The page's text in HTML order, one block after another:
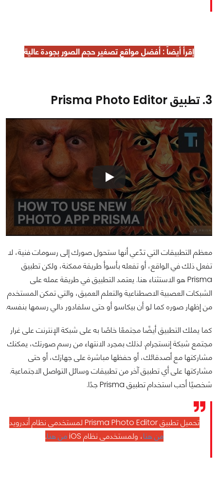
إقرأ أيضاً : أفضل مواقعتصغير حجم الصور بجودة عالية
3. تطبيق Prisma Photo Editor
معظم التطبيقات التي تدّعي أنها ستحول صورك إلى رسومات فنية، لا
تفعل ذلك في الواقع، أو تفعله بأسوأ طريقة ممكنة، ولكن تطبيق
Prisma هو الاستثناء هنا. يعتمد التطبيق في طريقة عمله على
الشبكات العصبية الاصطناعية والتعلم العميق، والتي تمكن المستخدم
من إظهار صوره كما لو أن بيكاسو أو حتى سلفادور دالي رسمها بنفسه.
كما يملك التطبيق أيضًا مجتمعًا خاصًا به على شبكة الإنترنت على غرار
مجتمع شبكة إنستجرام. لذلك بمجرد الانتهاء من رسم صورتك، يمكنك
مشاركتها مع أصدقائك، أو حفظها مباشرة على جهازك، أو حتى
مشاركتها على أي تطبيق آخر من تطبيقات وسائل التواصل الاجتماعية.
شخصيًا أحب استخدام تطبيق Prisma جدًا.
تحميل تطبيق Prisma Photo Editor لمستخدمي نظام أندرويد
من هنا، ولمستخدمي نظام iOS من هنا.